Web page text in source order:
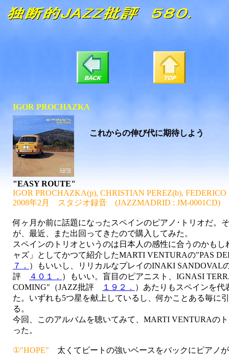
IGOR PROCHAZKA
これからの伸び代に期待しよう
"EASY ROUTE"
IGOR PROCHAZKA(p), CHRISTIAN PEREZ(b),
2008年2月 スタジオ録音 (JAZZMADRID : JM-0001CD)
何ヶ月か前に話題になったスペインのピアノ･トリオだ。
が、最近、また出回ってきたので購入してみた。
スペインのトリオというのは日本人の感性に合うのかも
ャズ」としてかつて紹介したMARTI VENTURAの"PAS
７． ）もいいし、リリカルなプレイのINAKI SANDOVAL
評
４０１． ）もいい。盲目のピアニスト、IGNASI
COMING"（JAZZ批評
１９２． ）あたりもスペインを代
た。いずれも5つ星を献上しているし、何かことある毎に
る。
今回、このアルバムを聴いてみて、MARTI VENTURAの
った。
①"HOPE" 太くてビートの強いベースをバックにピアノ